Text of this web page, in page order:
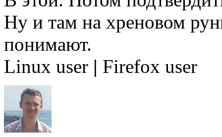
Ну и там на хреновом
понимают.
Linux user | Firefox user